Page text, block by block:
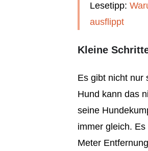
Lesetipp:
ausflippt
Kleine
Es gibt nicht nur
Hund kann das
seine
immer gleich.
Meter